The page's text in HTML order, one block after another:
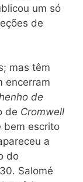
um só
de
mas têm
encerram
de
de Cromwell
bem escrito
a
do
Salomé